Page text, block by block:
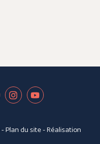
-Plan du site - Réalisation